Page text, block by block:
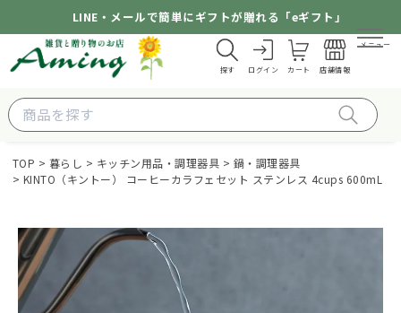
LINE・メールで簡単にギフトが贈れる「eギフト」
探す ログイン カート 店舗情報
メニュー
TOP 暮らし キッチン用品・調理器具
鍋・調理器具
KINTO（キントー） コーヒーカラフェセット ステンレス 4cups 600mL